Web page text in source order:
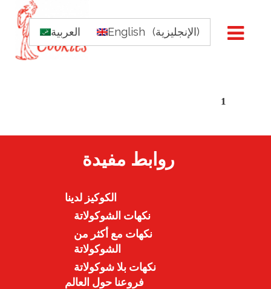
العربية English (الإنجليزية)
1
روابط مفيدة
الكوكيز لدينا
نكهات الشوكولاتة
نكهات مع أكثر من
الشوكولاتة
نكهات بلا شوكولاتة
فروعنا حول العالم